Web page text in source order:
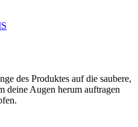
des Produktes auf die saubere,
deine Augen herum auftragen